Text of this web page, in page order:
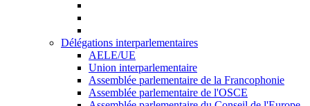
Délégations interparlementaires
AELE/UE
Union interparlementaire
Assemblée parlementaire de la Francophonie
Assemblée parlementaire de l'OSCE